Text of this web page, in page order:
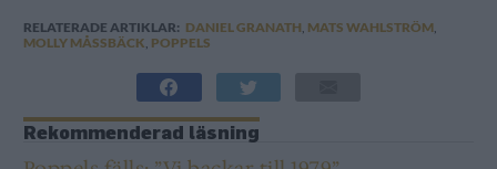
RELATERADE ARTIKLAR: DANIEL GRANATH, MATS WAHLSTRÖM,
MOLLY MÅSSBÄCK, POPPELS
Rekommenderad läsning